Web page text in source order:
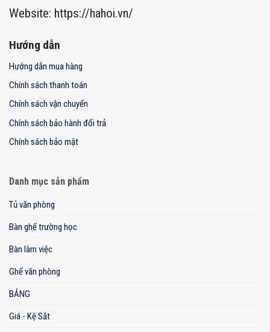
Website: https://hahoi.vn/
Hướng dẫn
Hướng dẫn mua hàng
Chính sách thanh toán
Chính sách vận chuyển
Chính sách bảo hành đổi trả
Chính sách bảo mật
Danh mục sản phẩm
Tủ văn phòng
Bàn ghế trường học
Bàn làm việc
Ghế văn phòng
BẢNG
Giá - Kệ Sắt